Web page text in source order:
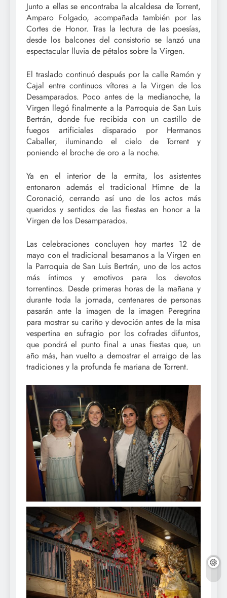
Junto a ellas se encontraba la alcaldesa de Torrent,
Amparo Folgado, acompañada también por las
Cortes de Honor. Tras la lectura de las poesías,
desde los balcones del consistorio se lanzó una
espectacular lluvia de pétalos sobre la Virgen.
El traslado continuó después por la calle Ramón y
Cajal entre continuos vítores a la Virgen de los
Desamparados. Poco antes de la medianoche, la
Virgen llegó finalmente a la Parroquia de San Luis
Bertrán, donde fue recibida con un castillo de
fuegos artificiales disparado por Hermanos
Caballer, iluminando el cielo de Torrent y
poniendo el broche de oro a la noche.
Ya en el interior de la ermita, los asistentes
entonaron además el tradicional Himne de la
Coronació, cerrando así uno de los actos más
queridos y sentidos de las fiestas en honor a la
Virgen de los Desamparados.
Las celebraciones concluyen hoy martes 12 de
mayo con el tradicional besamanos a la Virgen en
la Parroquia de San Luis Bertrán, uno de los actos
más íntimos y emotivos para los devotos
torrentinos. Desde primeras horas de la mañana y
durante toda la jornada, centenares de personas
pasarán ante la imagen de la imagen Peregrina
para mostrar su cariño y devoción antes de la misa
vespertina en sufragio por los cofrades difuntos,
que pondrá el punto final a unas fiestas que, un
año más, han vuelto a demostrar el arraigo de las
tradiciones y la profunda fe mariana de Torrent.